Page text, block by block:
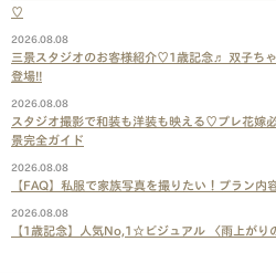
♡
2026.08.08
三景スタジオのお客様紹介♡1歳記念♬ 双子ち
登場!!
2026.08.08
スタジオ撮影で和装も洋装も映える♡プレ花嫁
景完全ガイド
2026.08.08
【FAQ】私服で家族写真を撮りたい！プラン内
2026.08.08
【1歳記念】人気No,1☆ビジュアル 〈雨上がり